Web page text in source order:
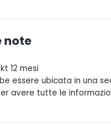
note
12 mesi
essere ubicata in una
avere tutte le